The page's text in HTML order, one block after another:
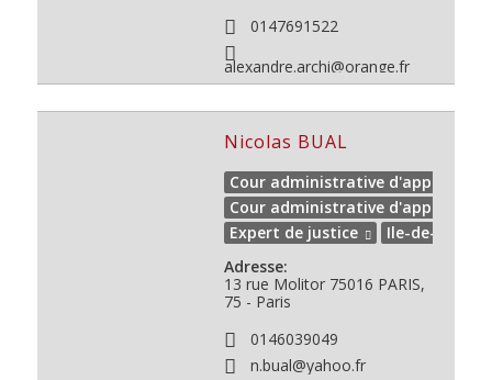
0147691522
alexandre.archi@orange.fr
Nicolas BUAL
Cour administrative d'appel de
Cour administrative d'appel de
Expert de justice
Ile-de-France
Adresse:
13 rue Molitor 75016 PARIS,
75 - Paris
0146039049
n.bual@yahoo.fr